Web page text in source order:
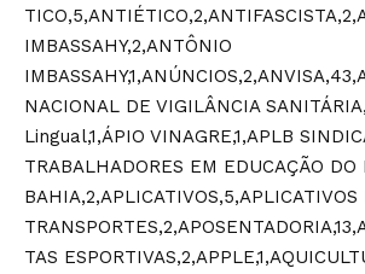
IMBASSAHY,2,ANTÔNIO
NACIONAL DE VIGILÂNCIA
Lingual,1,ÁPIO VINAGRE,1,APLB
TRABALHADORES EM EDUCAÇÃO DO
BAHIA,2,APLICATIVOS,5,APLICATIVOS
TAS